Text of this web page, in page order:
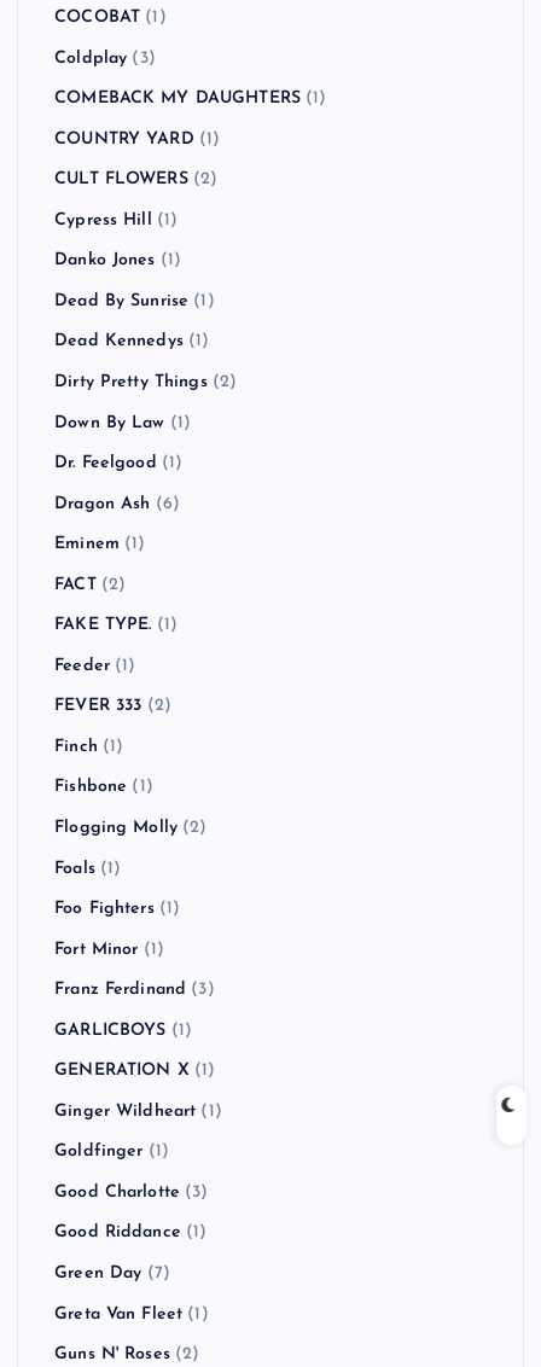
COCOBAT (1)
Coldplay (3)
COMEBACK MY DAUGHTERS (1)
COUNTRY YARD (1)
CULT FLOWERS(2)
Cypress Hill (1)
Danko Jones (1)
Dead By Sunrise (1)
Dead Kennedys(1)
Dirty Pretty Things(2)
Down By Law (1)
Dr. Feelgood (1)
Dragon Ash (6)
Eminem (1)
FACT(2)
FAKE TYPE. (1)
Feeder(1)
FEVER 333 (2)
Finch (1)
Fishbone (1)
Flogging Molly (2)
Foals(1)
Foo Fighters(1)
Fort Minor (1)
Franz Ferdinand (3)
GARLICBOYS (1)
GENERATION X (1)
Ginger Wildheart (1)
Goldfinger (1)
Good Charlotte (3)
Good Riddance (1)
Green Day (7)
Greta Van Fleet (1)
Guns N' Roses(2)